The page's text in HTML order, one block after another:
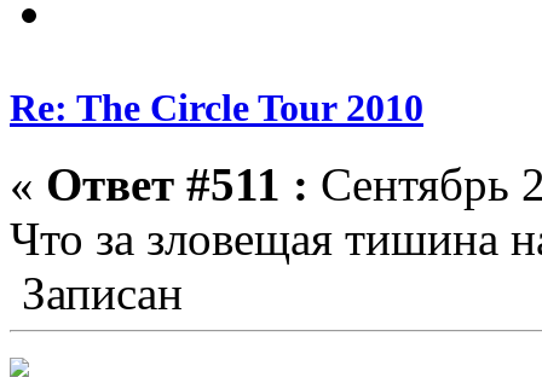
Re: The Circle Tour 2010
« Ответ #511 : Сентябрь
Что за зловещая тишина
Записан